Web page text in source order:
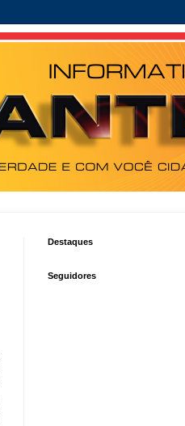
Destaques
Seguidores